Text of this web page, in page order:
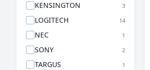
KENSINGTON 3
LOGITECH 14
NEC 1
SONY 2
TARGUS 1